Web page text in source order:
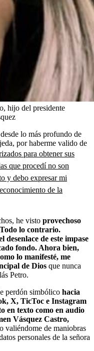
hijo del presidente
lo más profundo de
por haberme valido de
para obtener sus
que procedí no son
y debo expresar mi
de la
he visto provechoso
lo contrario.
desenlace de este impase
fondo. Ahora bien,
lo manifesté, me
de Dios que nunca
Petro.
perdón simbólico hacia
X, TicToc e Instagram
en texto como en audio
Vásquez Castro,
valiéndome de maniobras
personales de la señora